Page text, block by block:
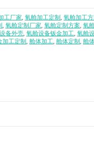
工厂家, 氧舱加工定制 , 氧舱加工
, 氧舱定制厂家, 氧舱定制方案, 氧
备外壳, 氧舱设备钣金加工, 氧舱
加工定制 , 舱体加工, 舱体定制 , 舱